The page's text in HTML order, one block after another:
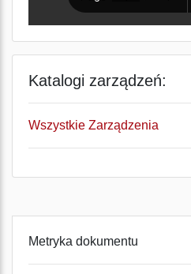
Katalogi zarządzeń:
Wszystkie Zarządzenia
Metryka dokumentu